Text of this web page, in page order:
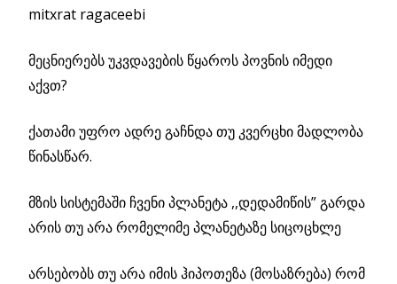
mitxrat ragaceebi
მეცნიერებს უკვდავების წყაროს პოვნის იმედი
აქვთ?
ქათამი უფრო ადრე გაჩნდა თუ კვერცხი მადლობა
წინასწარ.
მზის სისტემაში ჩვენი პლანეტა ,,დედამიწის” გარდა
არის თუ არა რომელიმე პლანეტაზე სიცოცხლე
არსებობს თუ არა იმის ჰიპოთეზა (მოსაზრება) რომ